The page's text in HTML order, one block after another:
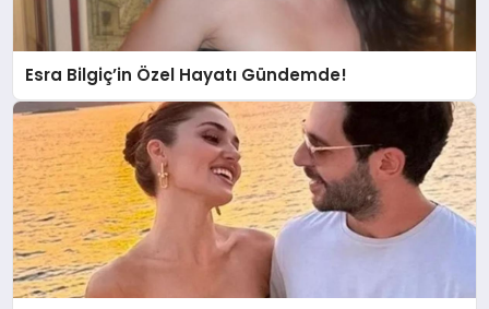
Esra Bilgiç’in Özel Hayatı Gündemde!